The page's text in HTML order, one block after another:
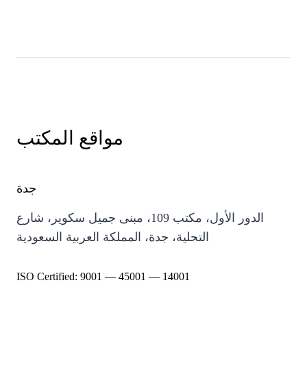
مواقع المكتب
جدة
الدور الأول، مكتب 109، مبنى جميل سكوير، شارع
التحلية، جدة، المملكة العربية السعودية
ISO Certified: 9001 — 45001 — 14001